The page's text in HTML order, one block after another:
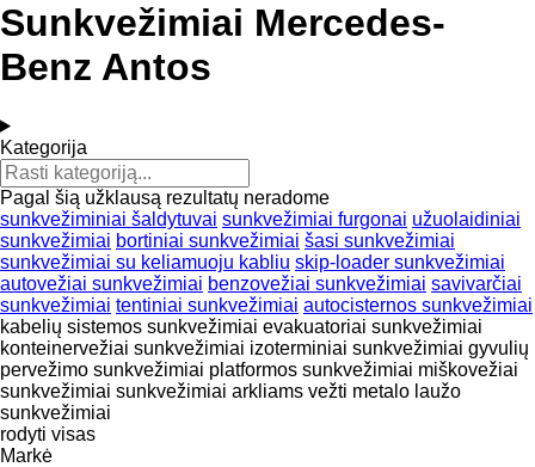
Sunkvežimiai Mercedes-
Benz Antos
Kategorija
Pagal šią užklausą rezultatų neradome
sunkvežiminiai šaldytuvai sunkvežimiai furgonai užuolaidiniai
sunkvežimiai bortiniai sunkvežimiai šasi sunkvežimiai
sunkvežimiai su keliamuoju kabliu skip-loader sunkvežimiai
autovežiai sunkvežimiai benzovežiai sunkvežimiai savivarčiai
sunkvežimiai tentiniai sunkvežimiai autocisternos sunkvežimiai
kabelių sistemos sunkvežimiai evakuatoriai sunkvežimiai
konteinervežiai sunkvežimiai izoterminiai sunkvežimiai gyvulių
pervežimo sunkvežimiai platformos sunkvežimiai miškovežiai
sunkvežimiai sunkvežimiai arkliams vežti metalo laužo
sunkvežimiai
rodyti visas
Markė